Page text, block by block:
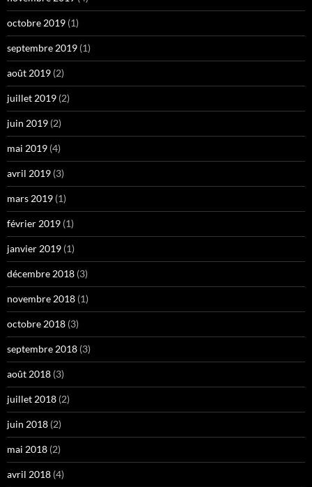
octobre 2019 (1)
septembre 2019 (1)
août 2019 (2)
juillet 2019 (2)
juin 2019 (2)
mai 2019 (4)
avril 2019 (3)
mars 2019 (1)
février 2019 (1)
janvier 2019 (1)
décembre 2018 (3)
novembre 2018 (1)
octobre 2018 (3)
septembre 2018 (3)
août 2018 (3)
juillet 2018 (2)
juin 2018 (2)
mai 2018 (2)
avril 2018 (4)